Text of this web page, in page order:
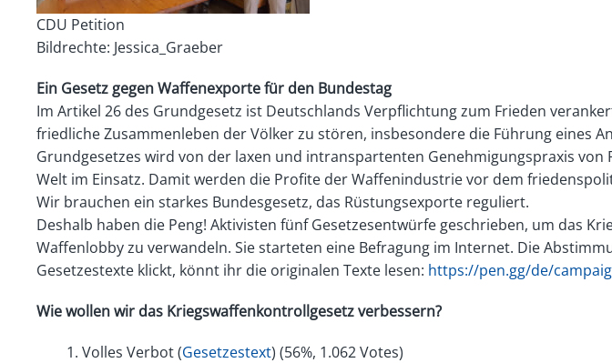
CDU Petition
Bildrechte: Jessica_Graeber
Ein Gesetz gegen Waffenexporte für den Bundestag
Im Artikel 26 des Grundgesetz ist Deutschlands Verpflichtung zum Frieden
friedliche Zusammenleben der Völker zu stören, insbesondere die Führung eines
Grundgesetzes wird von der laxen und intranspartenten Genehmigungspraxis
Welt im Einsatz. Damit werden die Profite der Waffenindustrie vor dem
Wir brauchen ein starkes Bundesgesetz, das Rüstungsexporte reguliert.
Deshalb haben die Peng! Aktivisten fünf Gesetzesentwürfe geschrieben, um das
Waffenlobby zu verwandeln. Sie starteten eine Befragung im Internet. Die
Gesetzestexte klickt, könnt ihr die originalen Texte lesen: https://pen.gg/de/
Wie wollen wir das Kriegswaffenkontrollgesetz verbessern?
Volles Verbot (Gesetzestext) (56%, 1.062 Votes)